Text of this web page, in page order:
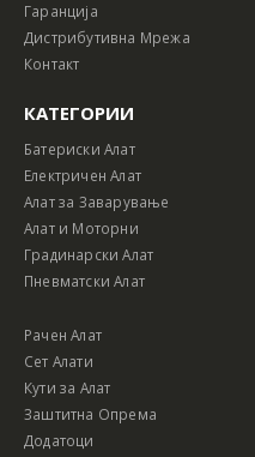
Гаранција
Дистрибутивна Мрежа
Контакт
КАТЕГОРИИ
Батериски Алат
Електричен Алат
Алат за Заварување
Алат и Моторни
Градинарски Алат
Пневматски Алат
Рачен Алат
Сет Алати
Кути за Алат
Заштитна Опрема
Додатоци